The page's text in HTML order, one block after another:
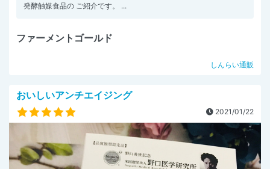
発酵触媒食品の ご紹介です。 ...
ファーメントゴールド
しんらい通販
おいしいアンチエイジング
2021/01/22